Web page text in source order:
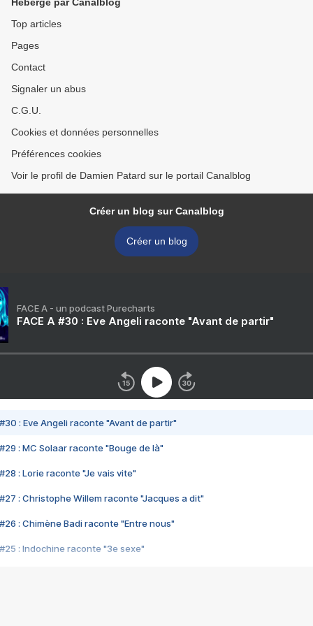
Top articles
Pages
Contact
Signaler un abus
C.G.U.
Cookies et données personnelles
Préférences cookies
Voir le profil de Damien Patard sur le portail Canalblog
Créer un blog sur Canalblog
Créer un blog
FACE A - un podcast Purecharts
FACE A #30 : Eve Angeli raconte "Avant de partir"
#30 : Eve Angeli raconte "Avant de partir"
#29 : MC Solaar raconte "Bouge de là"
#28 : Lorie raconte "Je vais vite"
#27 : Christophe Willem raconte "Jacques a dit"
#26 : Chimène Badi raconte "Entre nous"
#25 : Indochine raconte "3e sexe"